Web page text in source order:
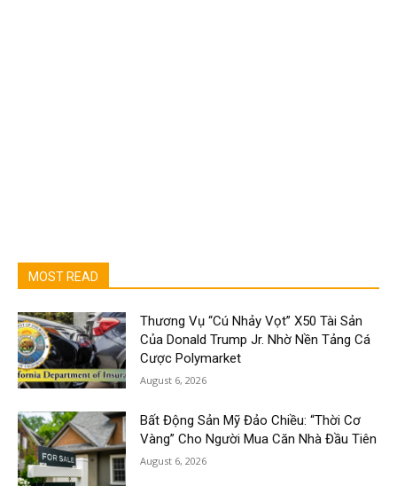
MOST READ
Thương Vụ “Cú Nhảy Vọt” X50 Tài Sản
Của Donald Trump Jr. Nhờ Nền Tảng Cá
Cược Polymarket
August 6, 2026
Bất Động Sản Mỹ Đảo Chiều: “Thời Cơ
Vàng” Cho Người Mua Căn Nhà Đầu Tiên
August 6, 2026